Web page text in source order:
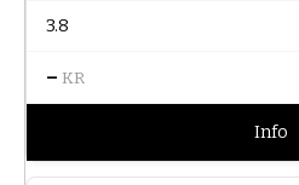
3.8
– KR
Info